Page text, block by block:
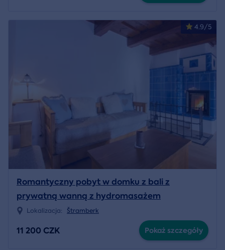
4.9/5
Romantyczny pobyt w domku z bali z
prywatną wanną z hydromasażem
Lokalizacja: Štramberk
11 200 CZK Pokaż szczegóły